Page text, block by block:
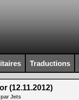
Traductions
(12.11.2012)
par Jets